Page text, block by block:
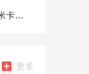
原神米卡搭配绫人的队伍怎么样 原神米卡和绫人队伍搭配思路
更多